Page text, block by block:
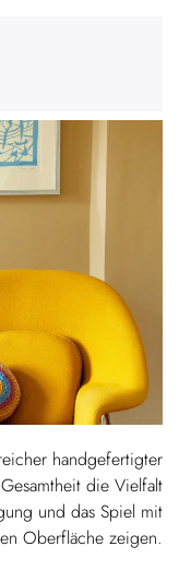
handgefertigter
die Vielfalt
und das Spiel mit
Oberfläche zeigen.